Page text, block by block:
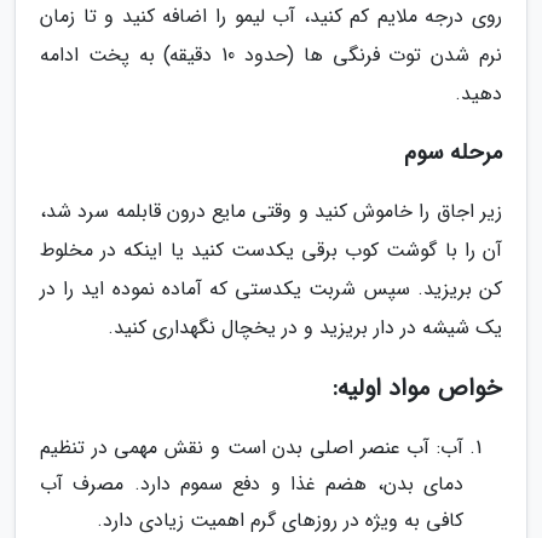
روی درجه ملایم کم کنید، آب لیمو را اضافه کنید و تا زمان
نرم شدن توت فرنگی ها (حدود 10 دقیقه) به پخت ادامه
دهید.
مرحله سوم
زیر اجاق را خاموش کنید و وقتی مایع درون قابلمه سرد شد،
آن را با گوشت کوب برقی یکدست کنید یا اینکه در مخلوط
کن بریزید. سپس شربت یکدستی که آماده نموده اید را در
یک شیشه در دار بریزید و در یخچال نگهداری کنید.
خواص مواد اولیه:
آب: آب عنصر اصلی بدن است و نقش مهمی در تنظیم
دمای بدن، هضم غذا و دفع سموم دارد. مصرف آب
کافی به ویژه در روزهای گرم اهمیت زیادی دارد.